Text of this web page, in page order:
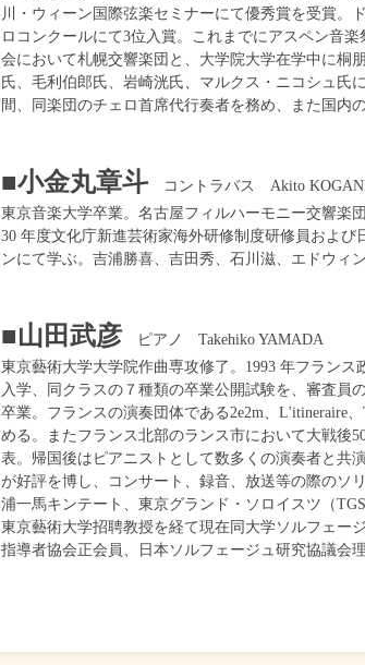
川・ウィーン国際弦楽セミナーにて優秀賞を受賞。
ロコンクールにて3位入賞。これまでにアスペン音
会において札幌交響楽団と、大学院大学在学中に桐
氏、毛利伯郎氏、岩崎洸氏、マルクス・ニコシュ氏
間、同楽団のチェロ首席代行奏者を務め、また国内
■小金丸章斗コントラバス Akito
東京音楽大学卒業。名古屋フィルハーモニー交響楽
30 年度文化庁新進芸術家海外研修制度研修員およ
ンにて学ぶ。吉浦勝喜、吉田秀、石川滋、エドウィ
■山田武彦 ピアノ Takehiko YAMADA
東京藝術大学大学院作曲専攻修了。1993 年フラン
入学、同クラスの７種類の卒業公開試験を、審査員
卒業。フランスの演奏団体である2e2m、L'itineraire
める。またフランス北部のランス市において大戦後
表。帰国後はピアニストとして数多くの演奏者と共
が好評を博し、コンサート、録音、放送等の際のソ
浦一馬キンテート、東京グランド・ソロイスツ（
東京藝術大学招聘教授を経て現在同大学ソルフェー
指導者協会正会員、日本ソルフェージュ研究協議会